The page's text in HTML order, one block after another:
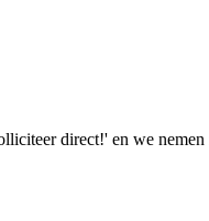
direct!' en we